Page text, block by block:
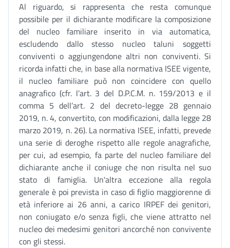
Al riguardo, si rappresenta che resta comunque
possibile per il dichiarante modificare la composizione
del nucleo familiare inserito in via automatica,
escludendo dallo stesso nucleo taluni soggetti
conviventi o aggiungendone altri non conviventi. Si
ricorda infatti che, in base alla normativa ISEE vigente,
il nucleo familiare può non coincidere con quello
anagrafico (cfr. l’art. 3 del D.P.C.M. n. 159/2013 e il
comma 5 dell’art. 2 del decreto-legge 28 gennaio
2019, n. 4, convertito, con modificazioni, dalla legge 28
marzo 2019, n. 26). La normativa ISEE, infatti, prevede
una serie di deroghe rispetto alle regole anagrafiche,
per cui, ad esempio, fa parte del nucleo familiare del
dichiarante anche il coniuge che non risulta nel suo
stato di famiglia. Un'altra eccezione alla regola
generale è poi prevista in caso di figlio maggiorenne di
età inferiore ai 26 anni, a carico IRPEF dei genitori,
non coniugato e/o senza figli, che viene attratto nel
nucleo dei medesimi genitori ancorché non convivente
con gli stessi.